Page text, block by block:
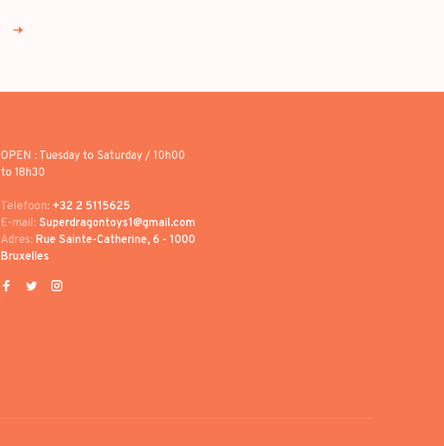
OPEN : Tuesday to Saturday / 10h00
to 18h30
Telefoon: +32 2 5115625
E-mail: Superdragontoys1@gmail.com
Adres: Rue Sainte-Catherine, 6 - 1000
Bruxelles